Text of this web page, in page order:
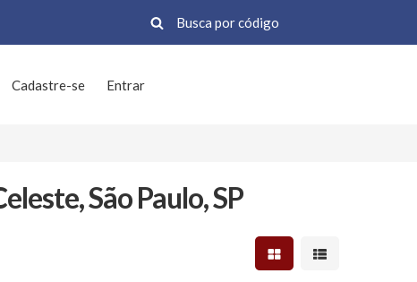
Cadastre-se Entrar
São Paulo, SP
Mostrar resultados em
Mostrar